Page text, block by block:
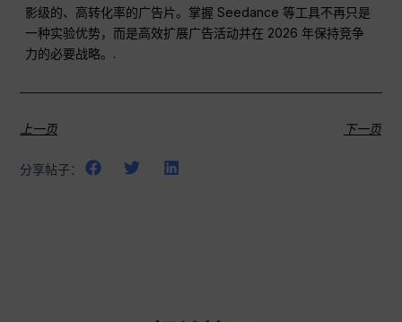
影级的、高转化率的广告片。掌握 Seedance 等工具不再只是
一种实验优势，而是高效扩展广告活动并在 2026 年保持竞争
力的必要战略。.
上一页 下一页
分享帖子：